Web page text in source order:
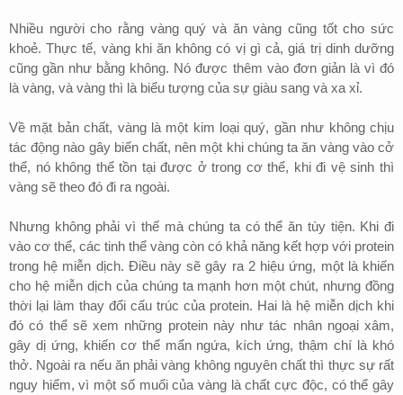
Nhiều người cho rằng vàng quý và ăn vàng cũng tốt cho sức
khoẻ. Thực tế, vàng khi ăn không có vị gì cả, giá trị dinh dưỡng
cũng gần như bằng không. Nó được thêm vào đơn giản là vì đó
là vàng, và vàng thì là biểu tượng của sự giàu sang và xa xỉ.
Về mặt bản chất, vàng là một kim loại quý, gần như không chịu
tác động nào gây biến chất, nên một khi chúng ta ăn vàng vào cở
thể, nó không thể tồn tại được ở trong cơ thể, khi đi vệ sinh thì
vàng sẽ theo đó đi ra ngoài.
Nhưng không phải vì thế mà chúng ta có thể ăn tùy tiện. Khi đi
vào cơ thể, các tinh thể vàng còn có khả năng kết hợp với protein
trong hệ miễn dịch. Điều này sẽ gây ra 2 hiệu ứng, một là khiến
cho hệ miễn dịch của chúng ta mạnh hơn một chút, nhưng đồng
thời lại làm thay đổi cấu trúc của protein. Hai là hệ miễn dịch khi
đó có thể sẽ xem những protein này như tác nhân ngoại xâm,
gây dị ứng, khiến cơ thể mẩn ngứa, kích ứng, thậm chí là khó
thở. Ngoài ra nếu ăn phải vàng không nguyên chất thì thực sự rất
nguy hiểm, vì một số muối của vàng là chất cực độc, có thể gây